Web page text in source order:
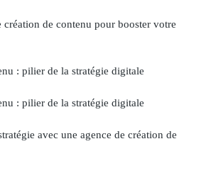
création de contenu pour booster votre
: pilier de la stratégie digitale
: pilier de la stratégie digitale
avec une agence de création de